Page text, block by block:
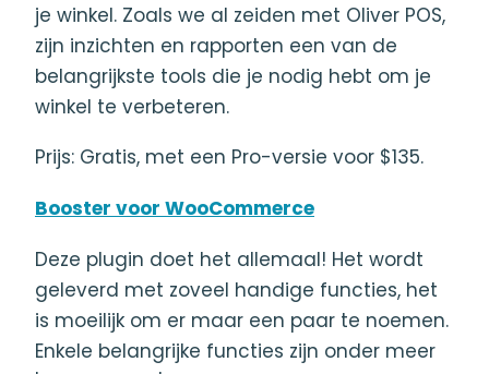
je winkel. Zoals we al zeiden met Oliver POS,
zijn inzichten en rapporten een van de
belangrijkste tools die je nodig hebt om je
winkel te verbeteren.
Prijs: Gratis, met een Pro-versie voor $135.
Booster voor WooCommerce
Deze plugin doet het allemaal! Het wordt
geleverd met zoveel handige functies, het
is moeilijk om er maar een paar te noemen.
Enkele belangrijke functies zijn onder meer